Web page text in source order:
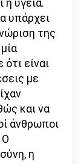
υγεία.
υπάρχει
της
είναι
με
και να
άνθρωποι
Ο
η